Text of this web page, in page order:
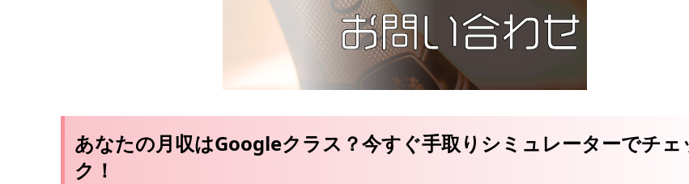
あなたの月収はGoogleクラス？今すぐ手取りシミュレーターでチェ
ク！